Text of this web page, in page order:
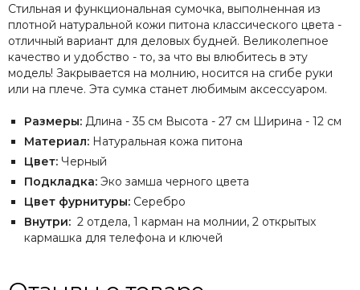
Стильная и функциональная сумочка, выполненная из
плотной натуральной кожи питона классического цвета -
отличный вариант для деловых будней. Великолепное
качество и удобство - то, за что вы влюбитесь в эту
модель! Закрывается на молнию, носится на сгибе руки
или на плече. Эта сумка станет любимым аксессуаром.
Размеры: Длина - 35 см Высота - 27 см Ширина - 12 см
Материал: Натуральная кожа питона
Цвет: Черный
Подкладка: Эко замша черного цвета
Цвет фурнитуры: Серебро
Внутри: 2 отдела, 1 карман на молнии, 2 открытых
кармашка для телефона и ключей